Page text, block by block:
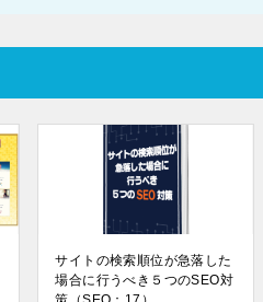
サイトの検索順位が急落した
場合に行うべき５つのSEO対